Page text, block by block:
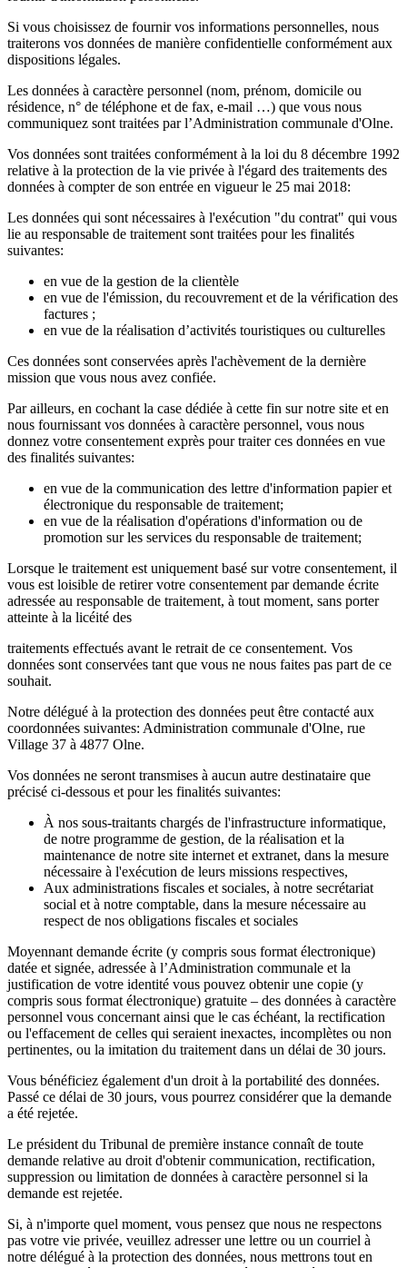
Si vous choisissez de fournir vos informations personnelles, nous
traiterons vos données de manière confidentielle conformément aux
dispositions légales.
Les données à caractère personnel (nom, prénom, domicile ou
résidence, n° de téléphone et de fax, e-mail …) que vous nous
communiquez sont traitées par l’Administration communale d'Olne.
Vos données sont traitées conformément à la loi du 8 décembre 1992
relative à la protection de la vie privée à l'égard des traitements des
données à compter de son entrée en vigueur le 25 mai 2018:
Les données qui sont nécessaires à l'exécution "du contrat" qui vous
lie au responsable de traitement sont traitées pour les finalités
suivantes:
en vue de la gestion de la clientèle
en vue de l'émission, du recouvrement et de la vérification des
factures ;
en vue de la réalisation d’activités touristiques ou culturelles
Ces données sont conservées après l'achèvement de la dernière
mission que vous nous avez confiée.
Par ailleurs, en cochant la case dédiée à cette fin sur notre site et en
nous fournissant vos données à caractère personnel, vous nous
donnez votre consentement exprès pour traiter ces données en vue
des finalités suivantes:
en vue de la communication des lettre d'information papier et
électronique du responsable de traitement;
en vue de la réalisation d'opérations d'information ou de
promotion sur les services du responsable de traitement;
Lorsque le traitement est uniquement basé sur votre consentement, il
vous est loisible de retirer votre consentement par demande écrite
adressée au responsable de traitement, à tout moment, sans porter
atteinte à la licéité des
traitements effectués avant le retrait de ce consentement. Vos
données sont conservées tant que vous ne nous faites pas part de ce
souhait.
Notre délégué à la protection des données peut être contacté aux
coordonnées suivantes: Administration communale d'Olne, rue
Village 37 à 4877 Olne.
Vos données ne seront transmises à aucun autre destinataire que
précisé ci-dessous et pour les finalités suivantes:
À nos sous-traitants chargés de l'infrastructure informatique,
de notre programme de gestion, de la réalisation et la
maintenance de notre site internet et extranet, dans la mesure
nécessaire à l'exécution de leurs missions respectives,
Aux administrations fiscales et sociales, à notre secrétariat
social et à notre comptable, dans la mesure nécessaire au
respect de nos obligations fiscales et sociales
Moyennant demande écrite (y compris sous format électronique)
datée et signée, adressée à l’Administration communale et la
justification de votre identité vous pouvez obtenir une copie (y
compris sous format électronique) gratuite – des données à caractère
personnel vous concernant ainsi que le cas échéant, la rectification
ou l'effacement de celles qui seraient inexactes, incomplètes ou non
pertinentes, ou la imitation du traitement dans un délai de 30 jours.
Vous bénéficiez également d'un droit à la portabilité des données.
Passé ce délai de 30 jours, vous pourrez considérer que la demande
a été rejetée.
Le président du Tribunal de première instance connaît de toute
demande relative au droit d'obtenir communication, rectification,
suppression ou limitation de données à caractère personnel si la
demande est rejetée.
Si, à n'importe quel moment, vous pensez que nous ne respectons
pas votre vie privée, veuillez adresser une lettre ou un courriel à
notre délégué à la protection des données, nous mettrons tout en